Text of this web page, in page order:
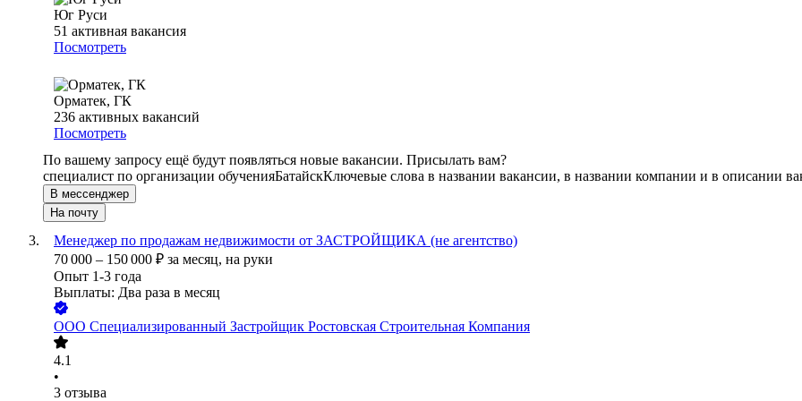
Юг Руси
51 активная вакансия
Посмотреть
Орматек, ГК
236 активных вакансий
Посмотреть
По вашему запросу ещё будут появляться новые вакансии. Присылать вам?
специалист по организации обученияБатайскКлючевые слова в названии вакансии, в названии компании и в описании
В мессенджер
На почту
Менеджер по продажам недвижимости от ЗАСТРОЙЩИКА (не агентство)
70 000 – 150 000 ₽ за месяц, на руки
Опыт 1-3 года
Выплаты: Два раза в месяц
ООО Специализированный Застройщик Ростовская Строительная Компания
4.1
•
3 отзыва